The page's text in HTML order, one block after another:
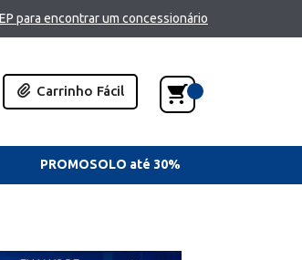
para encontrar um concessionário
Carrinho Fácil
PROMOSOLO até 30%